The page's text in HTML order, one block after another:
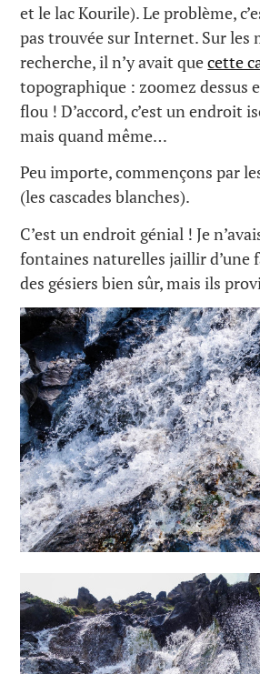
et le lac Kourile). Le problème,
pas trouvée sur Internet. Sur les
recherche, il n’y avait quecette
topographique : zoomez dessus
flou ! D’accord, c’est un endroit
mais quand même…
Peu importe, commençons par
(les cascades blanches).
C’est un endroit génial ! Je
fontaines naturelles jaillir d’une
des gésiers bien sûr, mais ils